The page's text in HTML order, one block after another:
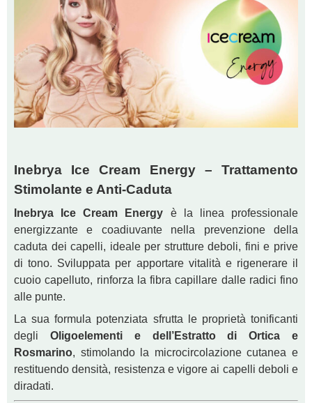
Inebrya Ice Cream Energy – Trattamento
Stimolante e Anti-Caduta
Inebrya Ice Cream Energy è la linea professionale
energizzante e coadiuvante nella prevenzione della
caduta dei capelli, ideale per strutture deboli, fini e prive
di tono. Sviluppata per apportare vitalità e rigenerare il
cuoio capelluto, rinforza la fibra capillare dalle radici fino
alle punte.
La sua formula potenziata sfrutta le proprietà tonificanti
degli Oligoelementi e dell’Estratto di Ortica e
Rosmarino, stimolando la microcircolazione cutanea e
restituendo densità, resistenza e vigore ai capelli deboli e
diradati.